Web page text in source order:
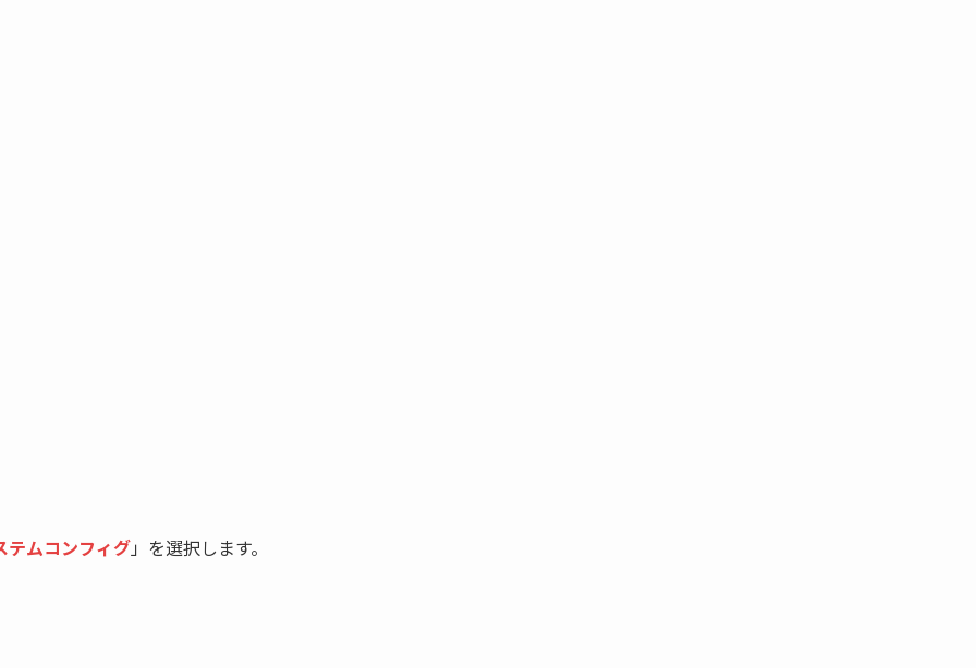
テムコンフィグ」を選択します。